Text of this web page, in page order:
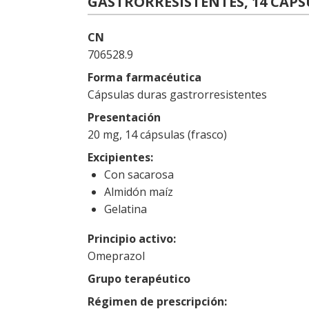
CN
706528.9
Forma farmacéutica
Cápsulas duras gastrorresistentes
Presentación
20 mg, 14 cápsulas (frasco)
Excipientes
Con sacarosa
Almidón maíz
Gelatina
Principio activo
Omeprazol
Grupo terapéutico
Régimen de prescripción